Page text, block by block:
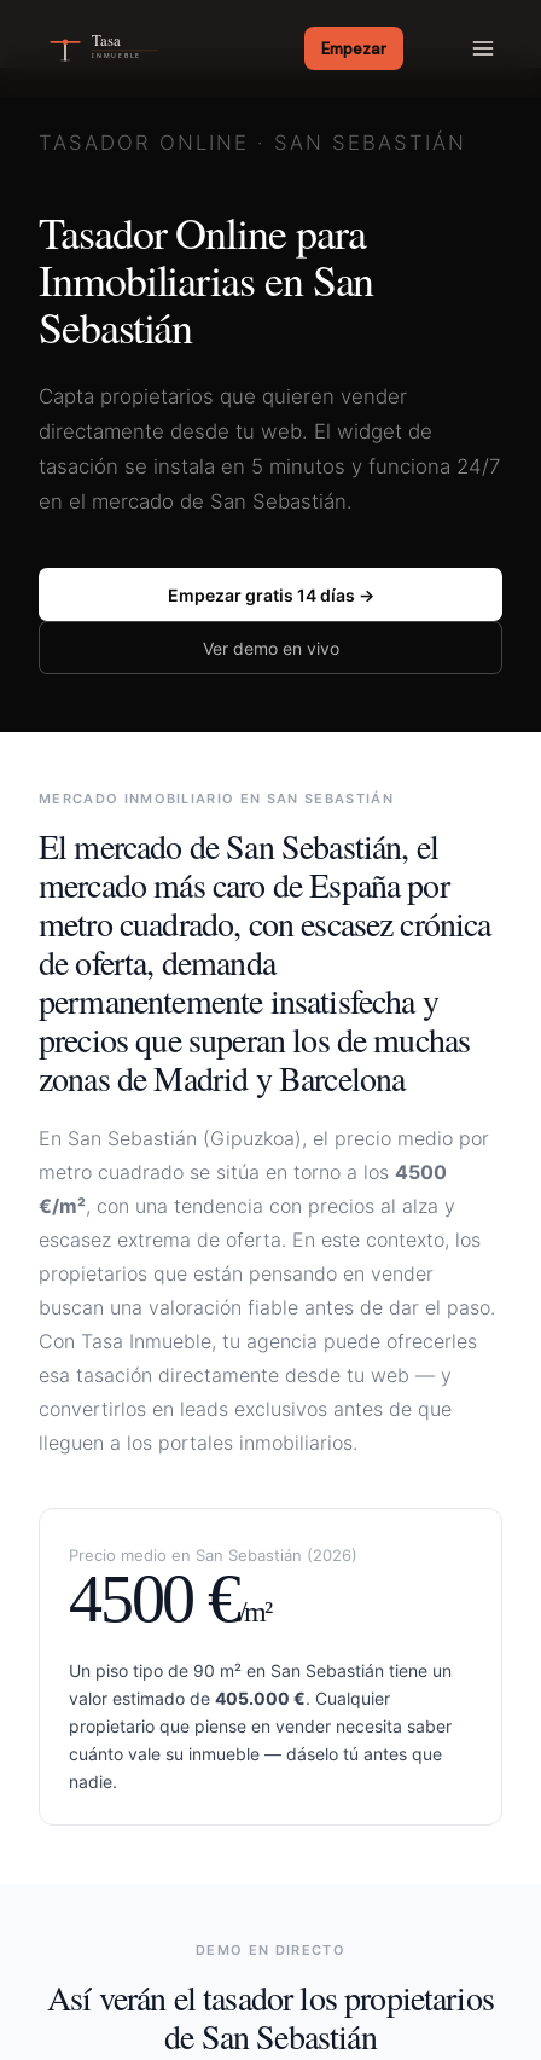
Tasa
INMUEBLE Empezar
Cómo funciona
Precios
Demo
🇪🇸España 🇲🇽México
🇦🇷Argentina 🇨🇴Colombia
TASADOR ONLINE · SAN SEBASTIÁN
Tasador Online para
Inmobiliarias enSan
Sebastián
Capta propietarios que quieren vender
directamente desde tu web. El widget de
tasación se instala en 5 minutos y funciona 24/7
en el mercado de San Sebastián.
Empezar gratis 14 días →
Ver demo en vivo
MERCADO INMOBILIARIO EN SAN SEBASTIÁN
El mercado deSan Sebastián,el
mercado más caro de España por
metro cuadrado, con escasez crónica
de oferta, demanda
permanentemente insatisfecha y
precios que superan los de muchas
zonas de Madrid y Barcelona
En San Sebastián (Gipuzkoa), el precio medio por
metro cuadrado se sitúa en torno a los 4500
€/m², con una tendencia con precios al alza y
escasez extrema de oferta. En este contexto, los
propietarios que están pensando en vender
buscan una valoración fiable antes de dar el paso.
Con Tasa Inmueble, tu agencia puede ofrecerles
esa tasación directamente desde tu web — y
convertirlos en leads exclusivos antes de que
lleguen a los portales inmobiliarios.
Precio medio en San Sebastián (2026)
4500€/m²
Un piso tipo de 90 m² en San Sebastián tiene un
valor estimado de 405.000 €. Cualquier
propietario que piense en vender necesita saber
cuánto vale su inmueble — dáselo tú antes que
nadie.
DEMO EN DIRECTO
Así verán el tasador los propietarios
deSan Sebastián